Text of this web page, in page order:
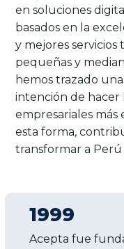
en soluciones
basados en la
y mejores servicios
pequeñas y
hemos trazado
intención de hacer
empresariales más
esta forma,
transformar a Perú
1999
Acepta fue